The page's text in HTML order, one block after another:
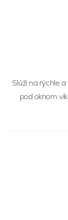
Slúži na rýchle
pod oknom